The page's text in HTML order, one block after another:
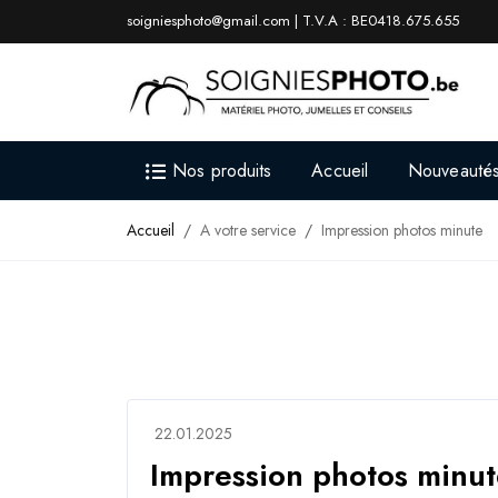
soigniesphoto@gmail.com | T.V.A : BE0418.675.655
Nos produits Accueil Nouveautés
Accueil A votre service Impression photos minute
22.01.2025
Impression photos